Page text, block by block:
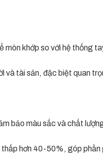
khớp so với hệ thống
và tài sản, đặc biệt quan
bảo màu sắc và chất
hơn 40-50%, góp phần